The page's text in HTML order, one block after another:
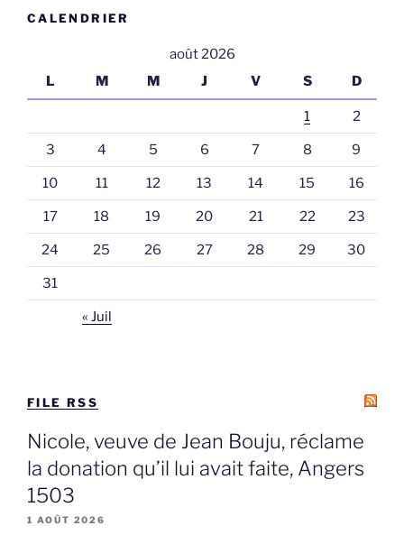
CALENDRIER
août 2026
L
M M J V S D
1 2
3 4 5 6 7 8 9
10 11 12 13 14 15 16
17 18 19 20 21 22 23
24 25 26 27 28 29 30
31
« Juil
FILE RSS
Nicole, veuve de Jean Bouju, réclame
la donation qu’il lui avait faite, Angers
1503
1 AOÛT 2026